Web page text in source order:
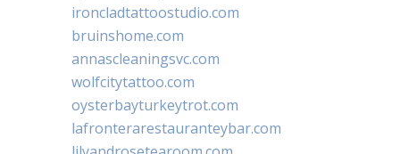
ironcladtattoostudio.com
bruinshome.com
annascleaningsvc.com
wolfcitytattoo.com
oysterbayturkeytrot.com
lafronterarestauranteybar.com